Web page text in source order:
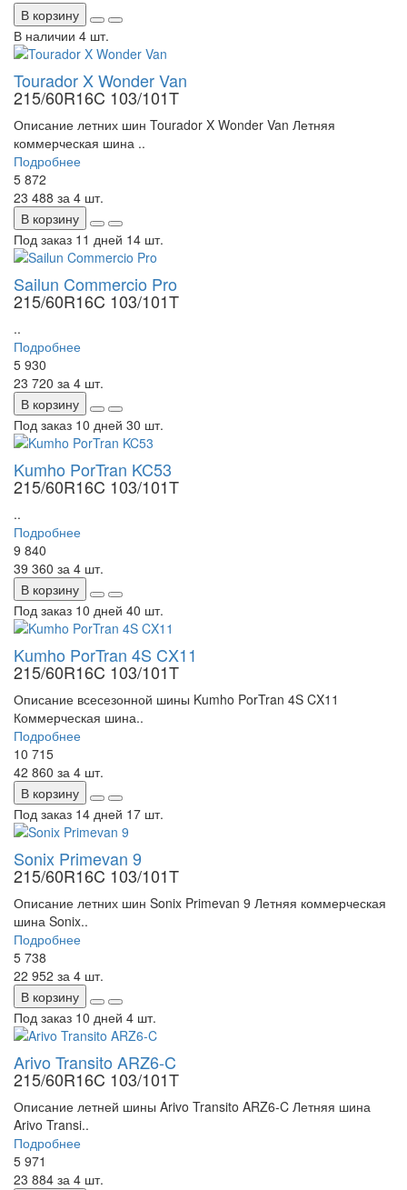
В корзину
В наличии 4 шт.
Tourador X Wonder Van
215/60R16C 103/101T
Описание летних шин Tourador X Wonder Van Летняя
коммерческая шина ..
Подробнее
5 872
23 488 за 4 шт.
В корзину
Под заказ 11 дней 14 шт.
Sailun Commercio Pro
215/60R16C 103/101T
..
Подробнее
5 930
23 720 за 4 шт.
В корзину
Под заказ 10 дней 30 шт.
Kumho PorTran KC53
215/60R16C 103/101T
..
Подробнее
9 840
39 360 за 4 шт.
В корзину
Под заказ 10 дней 40 шт.
Kumho PorTran 4S CX11
215/60R16C 103/101T
Описание всесезонной шины Kumho PorTran 4S CX11
Коммерческая шина..
Подробнее
10 715
42 860 за 4 шт.
В корзину
Под заказ 14 дней 17 шт.
Sonix Primevan 9
215/60R16C 103/101T
Описание летних шин Sonix Primevan 9 Летняя коммерческая
шина Sonix..
Подробнее
5 738
22 952 за 4 шт.
В корзину
Под заказ 10 дней 4 шт.
Arivo Transito ARZ6-C
215/60R16C 103/101T
Описание летней шины Arivo Transito ARZ6-C Летняя шина
Arivo Transi..
Подробнее
5 971
23 884 за 4 шт.